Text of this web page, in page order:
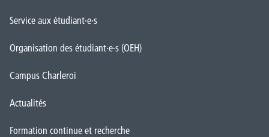
Service aux étudiant·e·s
Organisation des étudiant·e·s (OEH)
Campus Charleroi
Actualités
Formation continue et recherche